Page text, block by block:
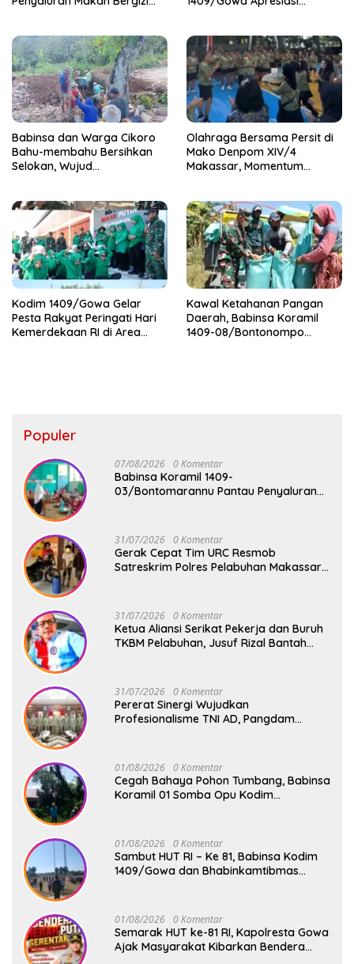
Babinsa dan Warga Cikoro
Bahu-membahu Bersihkan
Selokan, Wujud
Olahraga Bersama Persit di
Mako Denpom XIV/4
Makassar, Momentum
Kodim 1409/Gowa Gelar
Pesta Rakyat Peringati Hari
Kemerdekaan RI di Area
Kawal Ketahanan Pangan
Daerah, Babinsa Koramil
1409-08/Bontonompo
Populer
07/08/2026 0 Komentar
Babinsa Koramil 1409-
03/Bontomarannu Pantau Penyaluran
31/07/2026 0 Komentar
Gerak Cepat Tim URC Resmob
Satreskrim Polres Pelabuhan Makassar
31/07/2026 0 Komentar
Ketua Aliansi Serikat Pekerja dan Buruh
TKBM Pelabuhan, Jusuf Rizal Bantah
31/07/2026 0 Komentar
Pererat Sinergi Wujudkan
Profesionalisme TNI AD, Pangdam
01/08/2026 0 Komentar
Cegah Bahaya Pohon Tumbang, Babinsa
Koramil 01 Somba Opu Kodim
Baddo
01/08/2026 0 Komentar
Sambut HUT RI – Ke 81, Babinsa Kodim
1409/Gowa dan Bhabinkamtibmas
01/08/2026 0 Komentar
Semarak HUT ke-81 RI, Kapolresta Gowa
Ajak Masyarakat Kibarkan Bendera